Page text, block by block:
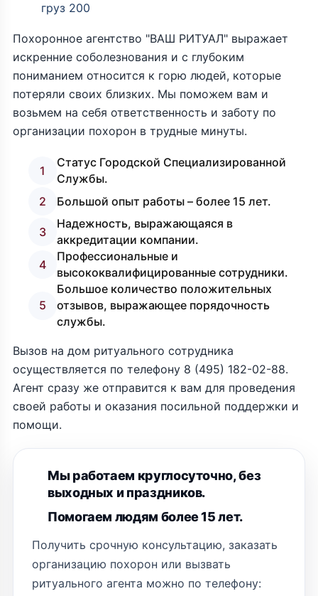
груз 200
Похоронное агентство "ВАШ РИТУАЛ" выражает
искренние соболезнования и с глубоким
пониманием относится к горю людей, которые
потеряли своих близких. Мы поможем вам и
возьмем на себя ответственность и заботу по
организации похорон в трудные минуты.
1
Статус Городской Специализированной
Службы.
2
Большой опыт работы – более 15 лет.
3
Надежность, выражающаяся в
аккредитации компании.
4
Профессиональные и
высококвалифицированные сотрудники.
5
Большое количество положительных
отзывов, выражающее порядочность
службы.
Вызов на дом ритуального сотрудника
осуществляется по телефону 8 (495) 182-02-88.
Агент сразу же отправится к вам для проведения
своей работы и оказания посильной поддержки и
помощи.
Мы работаем круглосуточно, без
выходных и праздников.
Помогаем людям более 15 лет.
Получить срочную консультацию, заказать
организацию похорон или вызвать
ритуального агента можно по телефону: